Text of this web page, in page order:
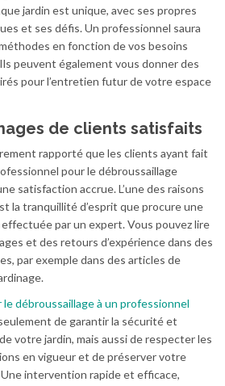
jardin est unique, avec ses propres
et ses défis. Un professionnel saura
en fonction de vos besoins
peuvent également vous donner des
pour l’entretien futur de votre espace
de clients satisfaits
rapporté que les clients ayant fait
pour le débroussaillage
satisfaction accrue. L’une des raisons
la tranquillité d’esprit que procure une
par un expert. Vous pouvez lire
et des retours d’expérience dans des
par exemple dans des articles de
le débroussaillage à un professionnel
de garantir la sécurité et
votre jardin, mais aussi de respecter les
en vigueur et de préserver votre
intervention rapide et efficace,